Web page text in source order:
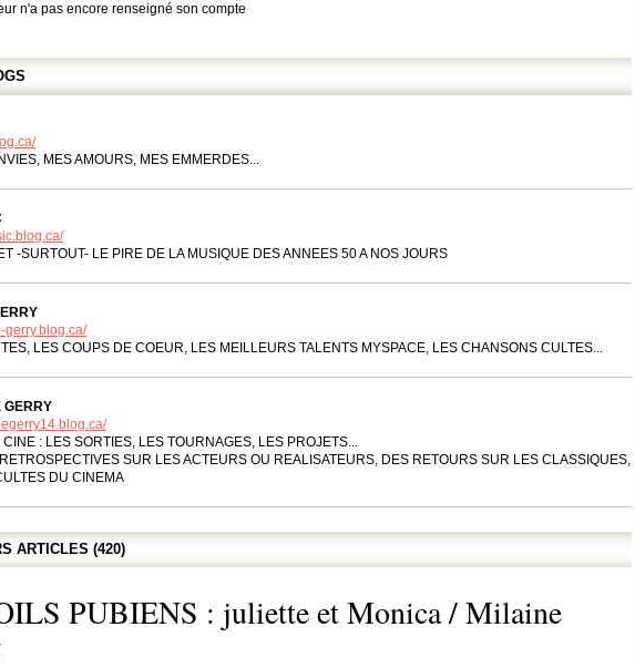
n'a pas encore renseigné son compte
MES AMOURS, MES EMMERDES...
-SURTOUT- LE PIRE DE LA MUSIQUE DES ANNEES 50 A NOS JOURS
gerry.blog.ca/
LES COUPS DE COEUR, LES MEILLEURS TALENTS MYSPACE, LES CHANSONS CULTES...
GERRY
: LES SORTIES, LES TOURNAGES, LES PROJETS...
SUR LES ACTEURS OU REALISATEURS, DES RETOURS SUR LES CLASSIQUES,
DU CINEMA
ARTICLES (420)
PUBIENS : juliette et Monica / Milaine